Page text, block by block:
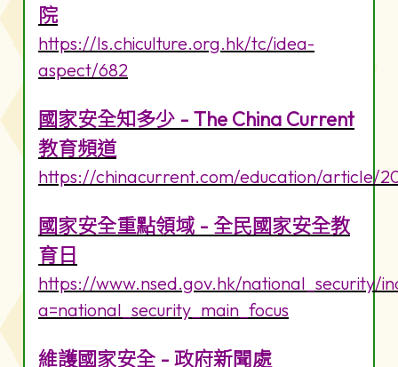
院
https://ls.chiculture.org.hk/tc/idea-
aspect/682
國家安全知多少 - The China Current
教育頻道
https://chinacurrent.com/education/article/
國家安全重點領域 - 全民國家安全教
育日
https://www.nsed.gov.hk/national_security/
a=national_security_main_focus
維護國家安全 - 政府新聞處